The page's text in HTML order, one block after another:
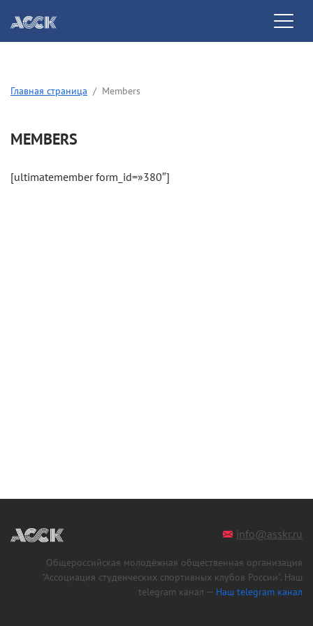
Главная страница Members
MEMBERS
[ultimatemember form_id=»380″]
Общероссийская молодёжная общественная организация
"Ассоциация студенческих спортивных клубов России". Наш
telegram канал — Наш telegram канал
info@asskr.ru